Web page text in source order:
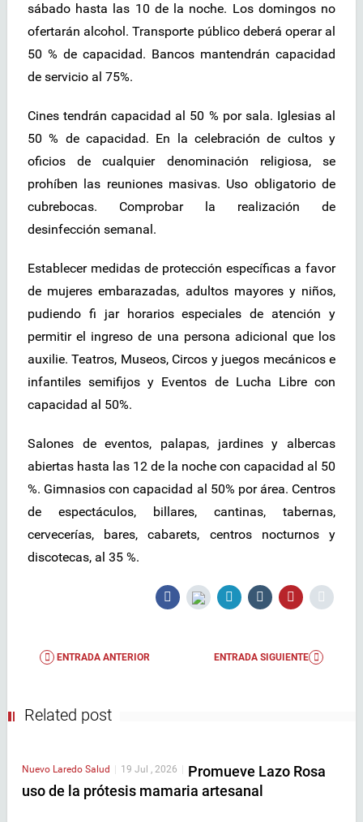
sábado hasta las 10 de la noche. Los domingos no
ofertarán alcohol. Transporte público deberá operar al
50 % de capacidad. Bancos mantendrán capacidad
de servicio al 75%.
Cines tendrán capacidad al 50 % por sala. Iglesias al
50 % de capacidad. En la celebración de cultos y
oficios de cualquier denominación religiosa, se
prohíben las reuniones masivas. Uso obligatorio de
cubrebocas. Comprobar la realización de
desinfección semanal.
Establecer medidas de protección específicas a favor
de mujeres embarazadas, adultos mayores y niños,
pudiendo fi jar horarios especiales de atención y
permitir el ingreso de una persona adicional que los
auxilie. Teatros, Museos, Circos y juegos mecánicos e
infantiles semifijos y Eventos de Lucha Libre con
capacidad al 50%.
Salones de eventos, palapas, jardines y albercas
abiertas hasta las 12 de la noche con capacidad al 50
%. Gimnasios con capacidad al 50% por área. Centros
de espectáculos, billares, cantinas, tabernas,
cervecerías, bares, cabarets, centros nocturnos y
discotecas, al 35 %.
ENTRADA ANTERIOR ENTRADA SIGUIENTE
Related post
Nuevo Laredo Salud 19 Jul , 2026
Promueve Lazo Rosa
uso de la prótesis mamaria artesanal